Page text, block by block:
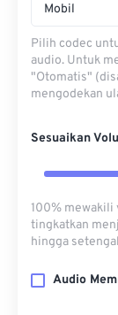
Mobil
Pilih codec
audio. Untuk
"Otomatis"
mengodekan
Sesuaikan
100% mewakili
tingkatkan
hingga
Audio